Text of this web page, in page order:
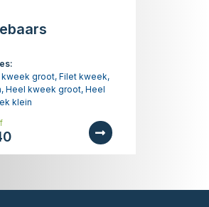
kweek groot, Filet kweek,
Heel kweek groot, Heel
klein